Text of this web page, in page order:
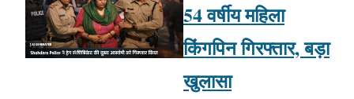
54 वर्षीय महिला
किंगपिन गिरफ्तार, बड़ा
खुलासा